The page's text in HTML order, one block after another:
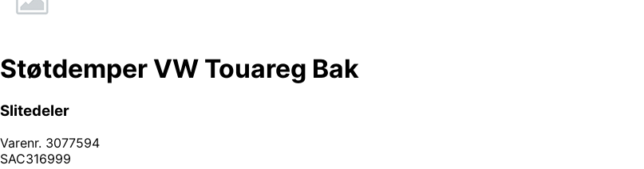
Støtdemper VW Touareg Bak
Slitedeler
Varenr. 3077594
SAC316999